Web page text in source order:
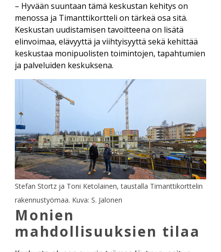
– Hyvään suuntaan tämä keskustan kehitys on
menossa ja Timanttikortteli on tärkeä osa sitä.
Keskustan uudistamisen tavoitteena on lisätä
elinvoimaa, elävyyttä ja viihtyisyyttä sekä kehittää
keskustaa monipuolisten toimintojen, tapahtumien
ja palveluiden keskuksena.
Stefan Stortz ja Toni Ketolainen, taustalla Timanttikorttelin
rakennustyömaa. Kuva: S. Jalonen
Monien
mahdollisuuksien tilaa